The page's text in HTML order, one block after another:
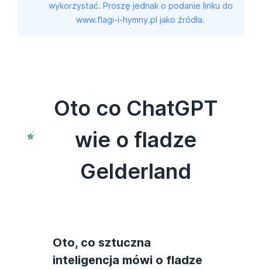
wykorzystać. Proszę jednak o podanie linku do
www.flagi-i-hymny.pl jako źródła.
Oto co ChatGPT
wie o fladze
Gelderland
Oto, co sztuczna
inteligencja mówi o fladze